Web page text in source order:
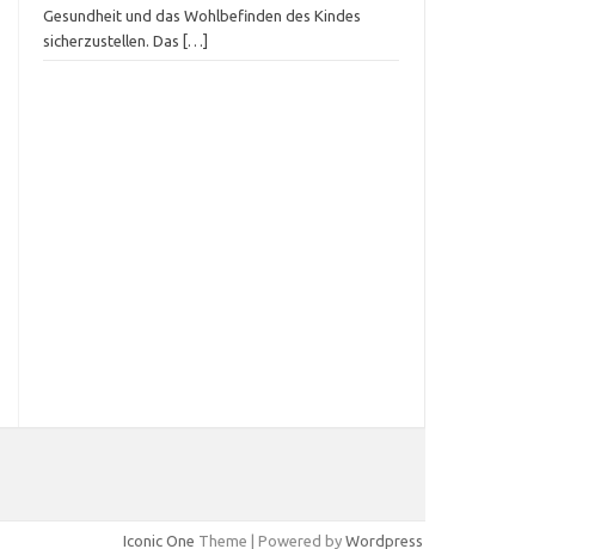
Gesundheit und das Wohlbefinden des Kindes
sicherzustellen. Das […]
Iconic One Theme | Powered by Wordpress